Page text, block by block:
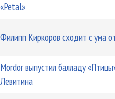
«Petal»
Филипп Киркоров сходит с ума
Mordor выпустил балладу
Левитина